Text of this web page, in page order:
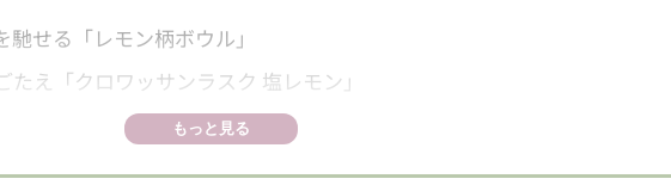
馳せる「レモン柄ボウル」
たえ「クロワッサンラスク 塩レモン」
？「レモン・サングリア・フィズ ソル・デ・ベラーノ」
もっと見る